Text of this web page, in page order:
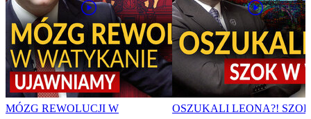
MÓZG REWOLUCJI W
OSZUKALI LEONA?!